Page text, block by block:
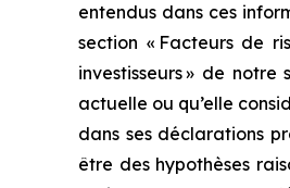
entendus dans ces
section « Facteurs de
investisseurs » de notre
actuelle ou qu’elle
dans ses déclarations
être des hypothèses